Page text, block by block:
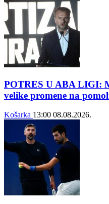
POTRES U ABA LIGI:
velike promene na
Košarka 13:00 08.08.2026.